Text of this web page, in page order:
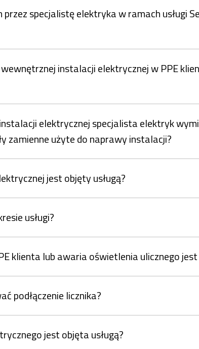
specjalistę elektryka w ramach usługi
instalacji elektrycznej w PPE
elektrycznej specjalista elektryk
zamienne użyte do naprawy instalacji?
jest objęty usługą?
usługi?
klienta lub awaria oświetlenia ulicznego jest
podłączenie licznika?
jest objęta usługą?